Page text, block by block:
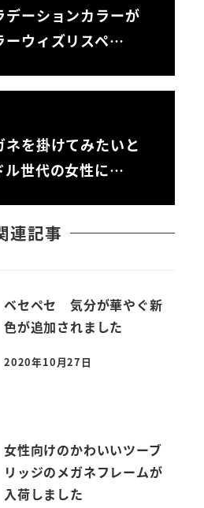
デーションカラーが
ーウィズリスペ…
を掛けてみたいと
ル世代の女性に…
連記事
ベセペセ 気分が華やぐ新
色が追加されました
投稿日
2020年10月27日
女性向けのかわいいツーブ
リッジのメガネフレームが
入荷しました